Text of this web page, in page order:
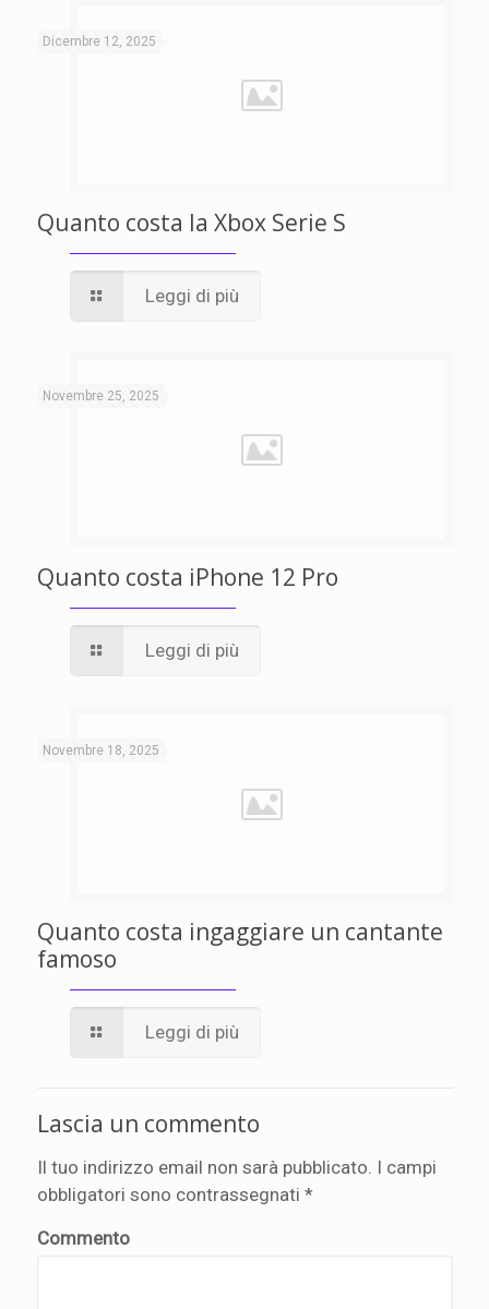
Dicembre 12, 2025
Quanto costa la Xbox Serie S
Leggi di più
Novembre 25, 2025
Quanto costa iPhone 12 Pro
Leggi di più
Novembre 18, 2025
Quanto costa ingaggiare un cantante
famoso
Leggi di più
Lascia un commento
Il tuo indirizzo email non sarà pubblicato. I campi
obbligatori sono contrassegnati *
Commento